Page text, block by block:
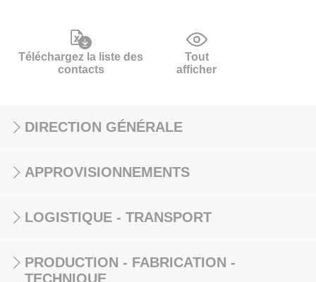
Téléchargez la liste des
contacts
Tout
afficher
DIRECTION GÉNÉRALE
APPROVISIONNEMENTS
LOGISTIQUE - TRANSPORT
PRODUCTION - FABRICATION -
TECHNIQUE